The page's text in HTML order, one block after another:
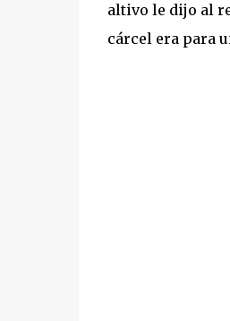
altivo le dijo al
cárcel era para